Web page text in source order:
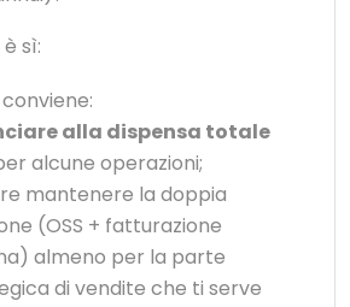
sì:
alla dispensa totale
alcune operazioni;
mantenere la doppia
(OSS + fatturazione
almeno per la parte
di vendite che ti serve